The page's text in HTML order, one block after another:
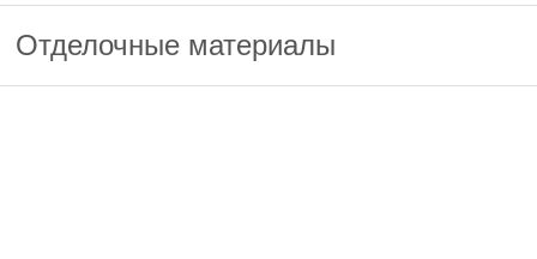
Отделочные материалы